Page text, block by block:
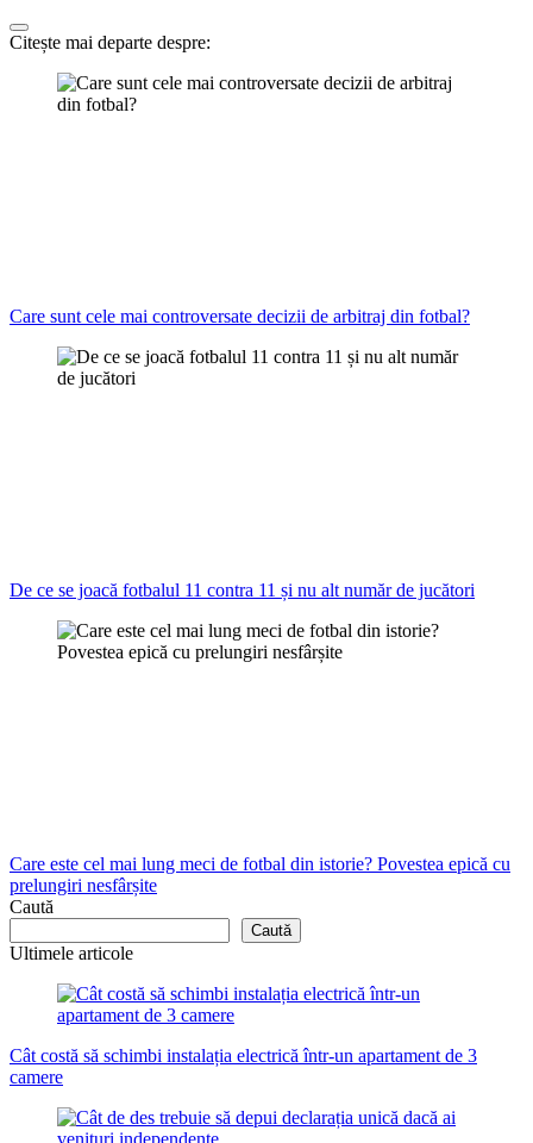
Citește mai departe despre:
Care sunt cele mai controversate decizii de arbitraj din fotbal?
De ce se joacă fotbalul 11 contra 11 și nu alt număr de jucători
Care este cel mai lung meci de fotbal din istorie? Povestea epică cu
prelungiri nesfârșite
Caută
Caută
Ultimele articole
Cât costă să schimbi instalația electrică într-un apartament de 3
camere